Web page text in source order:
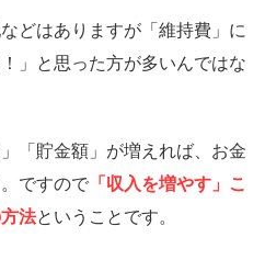
どはありますが「維持費」に
」と思った方が多いんではな
「貯金額」が増えれば、お金
ですので 「収入を増やす」こ
法ということです。